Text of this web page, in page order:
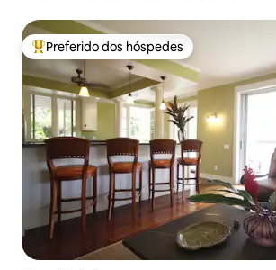
Entre os melhores preferidos dos hóspedes
Preferido dos hóspedes